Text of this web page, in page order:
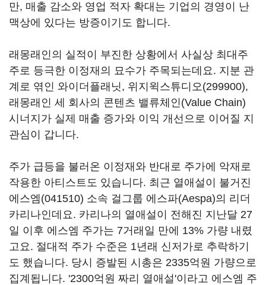
만, 매출 감소와 영업 적자 확대는 기업의 경영이 난
맥상에 있다는 방증이기도 합니다.
래몽래인의 실적이 부진한 상황에서 사실상 최대주
주로 등극한 이정재의 묘수가 주목되는데요. 지분 관
계로 엮인 와이더플래닛, 위지윅스튜디오(299900),
래몽래인 세 회사의 콘텐츠 밸류체인(Value Chain)
시너지가 실제 매출 증가와 이익 개선으로 이어질 지
관심이 갑니다.
주가 급등을 불러온 이정재와 반대로 주가에 악재로
작용한 아티스트도 있습니다. 최근 열애설이 불거진
에스엠(041510) 소속 걸그룹 에스파(Aespa)의 리더
카리나인데요. 카리나의 열애설이 전해진 지난달 27
일 이후 에스엠 주가는 7거래일 만에 13% 가량 내렸
고요. 절대적 주가 수준은 1년래 신저가로 추락하기
도 했습니다. 당시 증발된 시총은 2335억원 가량으로
집계됩니다. '2300억원 짜리 열애설'이라고 에스엠 주